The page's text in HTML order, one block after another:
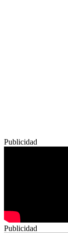
Publicidad
Publicidad